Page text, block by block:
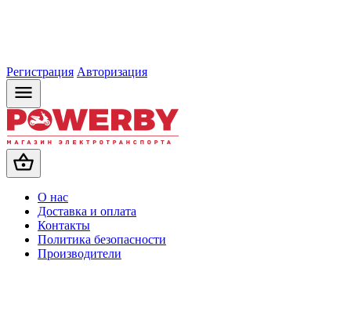
Регистрация Авторизация
О нас
Доставка и оплата
Контакты
Политика безопасности
Производители